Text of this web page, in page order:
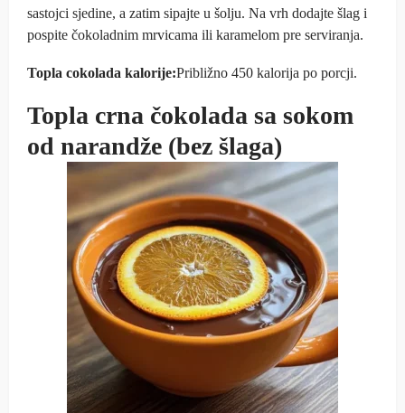
sastojci sjedine, a zatim sipajte u šolju. Na vrh dodajte šlag i
pospite čokoladnim mrvicama ili karamelom pre serviranja.
Topla cokolada kalorije:Približno 450 kalorija po porcji.
Topla crna čokolada sa sokom
od narandže (bez šlaga)